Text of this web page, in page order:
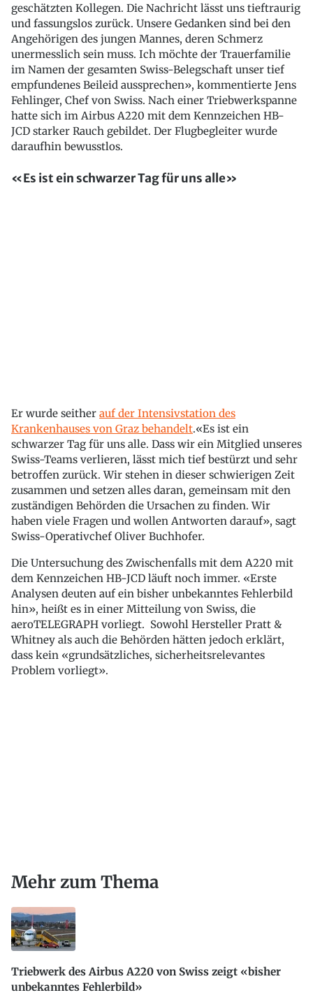
geschätzten Kollegen. Die Nachricht lässt uns tieftraurig
und fassungslos zurück. Unsere Gedanken sind bei den
Angehörigen des jungen Mannes, deren Schmerz
unermesslich sein muss. Ich möchte der Trauerfamilie
im Namen der gesamten Swiss-Belegschaft unser tief
empfundenes Beileid aussprechen», kommentierte Jens
Fehlinger, Chef von Swiss. Nach einer Triebwerkspanne
hatte sich im Airbus A220 mit dem Kennzeichen HB-
JCD starker Rauch gebildet. Der Flugbegleiter wurde
daraufhin bewusstlos.
«Es ist ein schwarzer Tag für uns alle»
Er wurde seither auf der Intensivstation des
Krankenhauses von Graz behandelt.«Es ist ein
schwarzer Tag für uns alle. Dass wir ein Mitglied unseres
Swiss-Teams verlieren, lässt mich tief bestürzt und sehr
betroffen zurück. Wir stehen in dieser schwierigen Zeit
zusammen und setzen alles daran, gemeinsam mit den
zuständigen Behörden die Ursachen zu finden. Wir
haben viele Fragen und wollen Antworten darauf», sagt
Swiss-Operativchef Oliver Buchhofer.
Die Untersuchung des Zwischenfalls mit dem A220 mit
dem Kennzeichen HB-JCD läuft noch immer. «Erste
Analysen deuten auf ein bisher unbekanntes Fehlerbild
hin», heißt es in einer Mitteilung von Swiss, die
aeroTELEGRAPH vorliegt. Sowohl Hersteller Pratt &
Whitney als auch die Behörden hätten jedoch erklärt,
dass kein «grundsätzliches, sicherheitsrelevantes
Problem vorliegt».
Mehr zum Thema
Triebwerk des Airbus A220 von Swiss zeigt «bisher
unbekanntes Fehlerbild»